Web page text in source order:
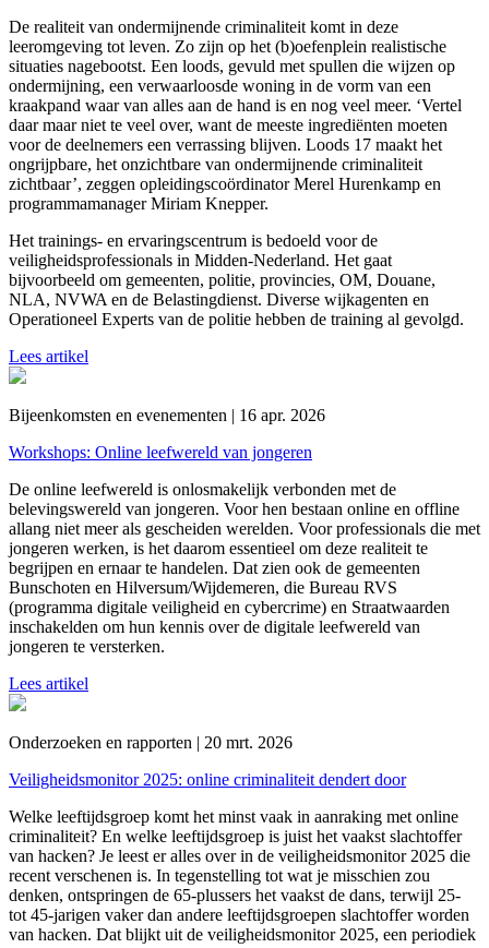
De realiteit van ondermijnende criminaliteit komt in deze
leeromgeving tot leven. Zo zijn op het (b)oefenplein realistische
situaties nagebootst. Een loods, gevuld met spullen die wijzen op
ondermijning, een verwaarloosde woning in de vorm van een
kraakpand waar van alles aan de hand is en nog veel meer. ‘Vertel
daar maar niet te veel over, want de meeste ingrediënten moeten
voor de deelnemers een verrassing blijven. Loods 17 maakt het
ongrijpbare, het onzichtbare van ondermijnende criminaliteit
zichtbaar’, zeggen opleidingscoördinator Merel Hurenkamp en
programmamanager Miriam Knepper.
Het trainings- en ervaringscentrum is bedoeld voor de
veiligheidsprofessionals in Midden-Nederland. Het gaat
bijvoorbeeld om gemeenten, politie, provincies, OM, Douane,
NLA, NVWA en de Belastingdienst. Diverse wijkagenten en
Operationeel Experts van de politie hebben de training al gevolgd.
Lees artikel
Bijeenkomsten en evenementen | 16 apr. 2026
Workshops: Online leefwereld van jongeren
De online leefwereld is onlosmakelijk verbonden met de
belevingswereld van jongeren. Voor hen bestaan online en offline
allang niet meer als gescheiden werelden. Voor professionals die met
jongeren werken, is het daarom essentieel om deze realiteit te
begrijpen en ernaar te handelen. Dat zien ook de gemeenten
Bunschoten en Hilversum/Wijdemeren, die Bureau RVS
(programma digitale veiligheid en cybercrime) en Straatwaarden
inschakelden om hun kennis over de digitale leefwereld van
jongeren te versterken.
Lees artikel
Onderzoeken en rapporten | 20 mrt. 2026
Veiligheidsmonitor 2025: online criminaliteit dendert door
Welke leeftijdsgroep komt het minst vaak in aanraking met online
criminaliteit? En welke leeftijdsgroep is juist het vaakst slachtoffer
van hacken? Je leest er alles over in de veiligheidsmonitor 2025 die
recent verschenen is. In tegenstelling tot wat je misschien zou
denken, ontspringen de 65-plussers het vaakst de dans, terwijl 25-
tot 45-jarigen vaker dan andere leeftijdsgroepen slachtoffer worden
van hacken. Dat blijkt uit de veiligheidsmonitor 2025, een periodiek